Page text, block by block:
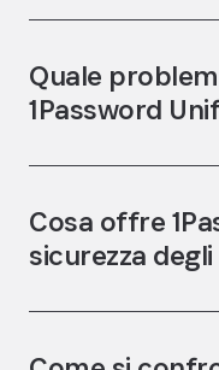
Quale
1Password
Cosa offre
sicurezza